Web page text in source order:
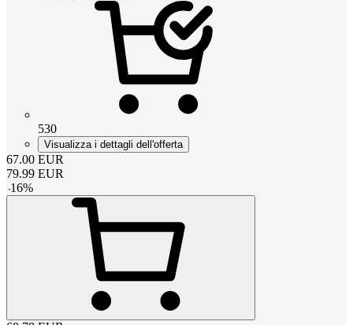
530
Visualizza i dettagli dell'offerta
67.00 EUR
79.99 EUR
-16%